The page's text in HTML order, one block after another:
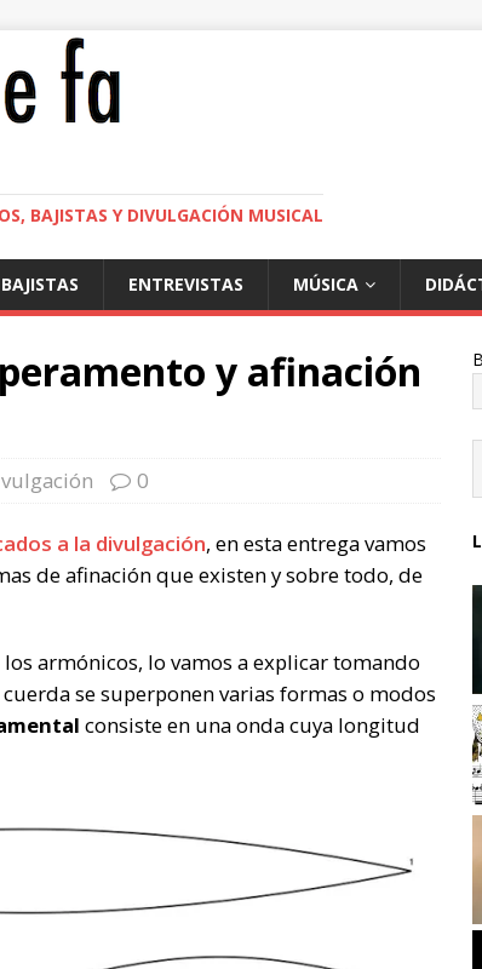
BAJISTAS Y DIVULGACIÓN MUSICAL
BAJISTAS ENTREVISTAS MÚSICA
y afinación
0
a la divulgación, en esta entrega vamos
de afinación que existen y sobre todo, de
armónicos, lo vamos a explicar tomando
se superponen varias formas o modos
consiste en una onda cuya longitud